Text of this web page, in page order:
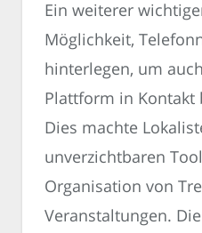
Ein weiterer
Möglichkeit,
hinterlegen, um
Plattform in Kontakt
Dies machte
unverzichtbaren
Organisation von
Veranstaltungen.